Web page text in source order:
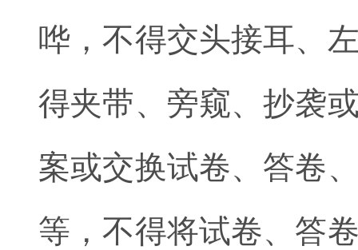
哗，不得交头接耳、
得夹带、旁窥、抄袭
案或交换试卷、答卷
等，不得将试卷、答